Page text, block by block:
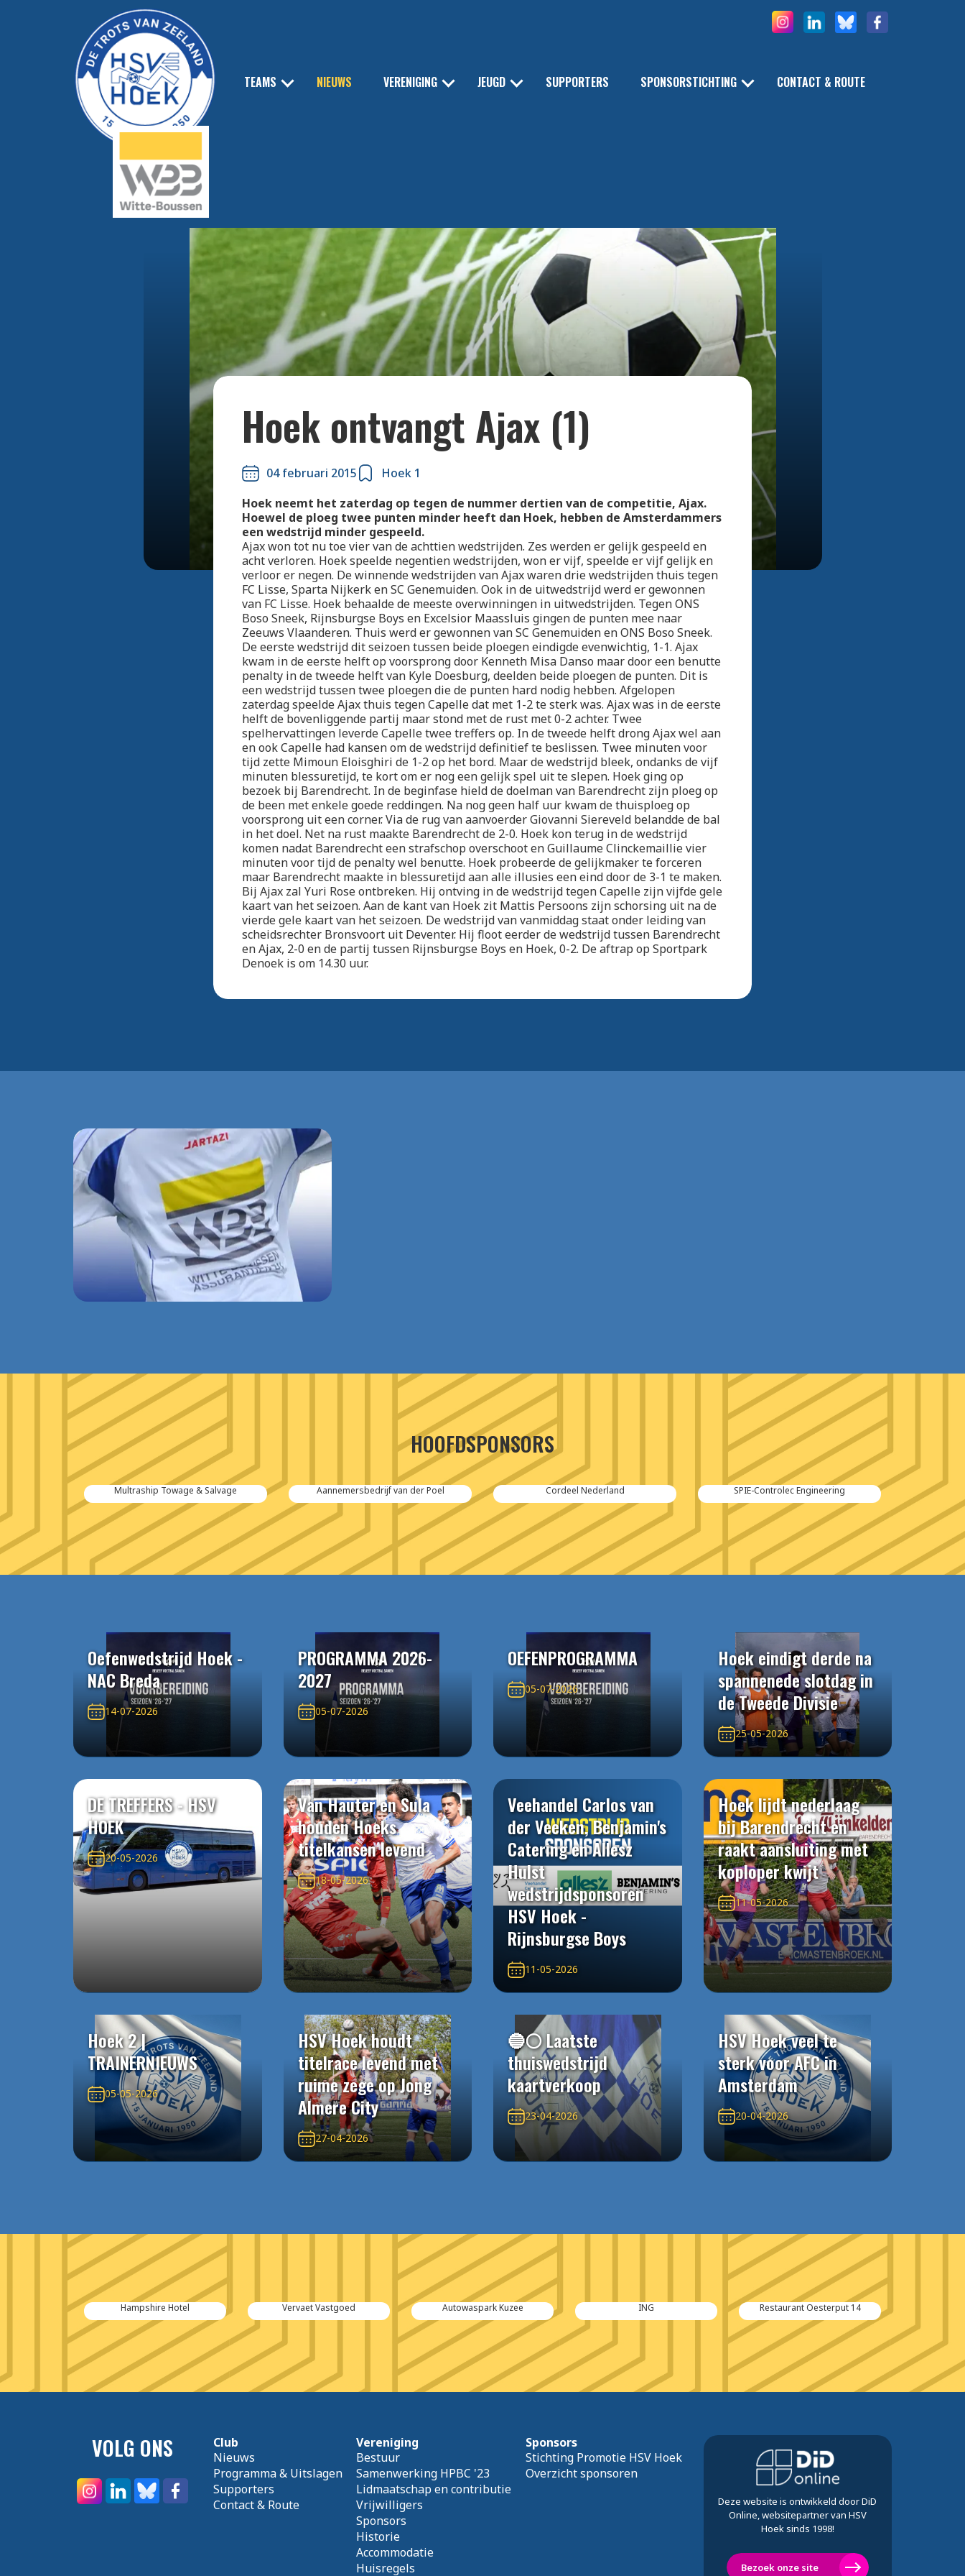
TEAMS NIEUWS VERENIGING JEUGD SUPPORTERS SPONSORSTICHTING CONTACT & ROUTE
Bekijk alle foto's
Hoek ontvangt Ajax (1)
04 februari 2015
Hoek 1
Hoek neemt het zaterdag op tegen de nummer dertien van de competitie, Ajax.
Hoewel de ploeg twee punten minder heeft dan Hoek, hebben de Amsterdammers
een wedstrijd minder gespeeld.
Ajax won tot nu toe vier van de achttien wedstrijden. Zes werden er gelijk gespeeld en
acht verloren. Hoek speelde negentien wedstrijden, won er vijf, speelde er vijf gelijk en
verloor er negen. De winnende wedstrijden van Ajax waren drie wedstrijden thuis tegen
FC Lisse, Sparta Nijkerk en SC Genemuiden. Ook in de uitwedstrijd werd er gewonnen
van FC Lisse. Hoek behaalde de meeste overwinningen in uitwedstrijden. Tegen ONS
Boso Sneek, Rijnsburgse Boys en Excelsior Maassluis gingen de punten mee naar
Zeeuws Vlaanderen. Thuis werd er gewonnen van SC Genemuiden en ONS Boso Sneek.
De eerste wedstrijd dit seizoen tussen beide ploegen eindigde evenwichtig, 1-1. Ajax
kwam in de eerste helft op voorsprong door Kenneth Misa Danso maar door een benutte
penalty in de tweede helft van Kyle Doesburg, deelden beide ploegen de punten. Dit is
een wedstrijd tussen twee ploegen die de punten hard nodig hebben. Afgelopen
zaterdag speelde Ajax thuis tegen Capelle dat met 1-2 te sterk was. Ajax was in de eerste
helft de bovenliggende partij maar stond met de rust met 0-2 achter. Twee
spelhervattingen leverde Capelle twee treffers op. In de tweede helft drong Ajax wel aan
en ook Capelle had kansen om de wedstrijd definitief te beslissen. Twee minuten voor
tijd zette Mimoun Eloisghiri de 1-2 op het bord. Maar de wedstrijd bleek, ondanks de vijf
minuten blessuretijd, te kort om er nog een gelijk spel uit te slepen. Hoek ging op
bezoek bij Barendrecht. In de beginfase hield de doelman van Barendrecht zijn ploeg op
de been met enkele goede reddingen. Na nog geen half uur kwam de thuisploeg op
voorsprong uit een corner. Via de rug van aanvoerder Giovanni Siereveld belandde de bal
in het doel. Net na rust maakte Barendrecht de 2-0. Hoek kon terug in de wedstrijd
komen nadat Barendrecht een strafschop overschoot en Guillaume Clinckemaillie vier
minuten voor tijd de penalty wel benutte. Hoek probeerde de gelijkmaker te forceren
maar Barendrecht maakte in blessuretijd aan alle illusies een eind door de 3-1 te maken.
Bij Ajax zal Yuri Rose ontbreken. Hij ontving in de wedstrijd tegen Capelle zijn vijfde gele
kaart van het seizoen. Aan de kant van Hoek zit Mattis Persoons zijn schorsing uit na de
vierde gele kaart van het seizoen. De wedstrijd van vanmiddag staat onder leiding van
scheidsrechter Bronsvoort uit Deventer. Hij floot eerder de wedstrijd tussen Barendrecht
en Ajax, 2-0 en de partij tussen Rijnsburgse Boys en Hoek, 0-2. De aftrap op Sportpark
Denoek is om 14.30 uur.
HOOFDSPONSORS
Multraship Towage & Salvage Aannemersbedrijf van der Poel Cordeel Nederland SPIE-Controlec Engineering
Oefenwedstrijd Hoek -
NAC Breda
14-07-2026
PROGRAMMA 2026-
2027
05-07-2026
OEFENPROGRAMMA
05-07-2026
Hoek eindigt derde na
spannenede slotdag in
de Tweede Divisie
25-05-2026
DE TREFFERS - HSV
HOEK
20-05-2026
Van Hauter en Sula
houden Hoeks
titelkansen levend
18-05-2026
Veehandel Carlos van
der Veeken, Benjamin's
Catering en Allesz
Hulst
wedstrijdsponsoren
HSV Hoek -
Rijnsburgse Boys
11-05-2026
Hoek lijdt nederlaag
bij Barendrecht en
raakt aansluiting met
koploper kwijt
11-05-2026
Hoek 2 |
TRAINERNIEUWS
05-05-2026
HSV Hoek houdt
titelrace levend met
ruime zege op Jong
Almere City
27-04-2026
🔵⚪️ Laatste
thuiswedstrijd
kaartverkoop
23-04-2026
HSV Hoek veel te
sterk voor AFC in
Amsterdam
20-04-2026
Hampshire Hotel Vervaet Vastgoed Autowaspark Kuzee ING Restaurant Oesterput 14
VOLG ONS
Club
Nieuws
Programma & Uitslagen
Supporters
Contact & Route
Vereniging
Bestuur
Samenwerking HPBC '23
Lidmaatschap en contributie
Vrijwilligers
Sponsors
Historie
Accommodatie
Huisregels
Sponsors
Stichting Promotie HSV Hoek
Overzicht sponsoren
Deze website is ontwikkeld door DiD
Online, websitepartner van HSV
Hoek sinds 1998!
Bezoek onze site